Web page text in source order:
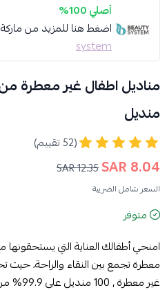
أصلي 100%
اضغط هنا للمزيد من ماركة
system
منديل
(52 تقييم)
8.04 SAR
12.35 SAR
السعر شامل الضريبة
متوفر
امنحي أطفالك العناية التي
معطرة تجمع بين النقاء والراحة،